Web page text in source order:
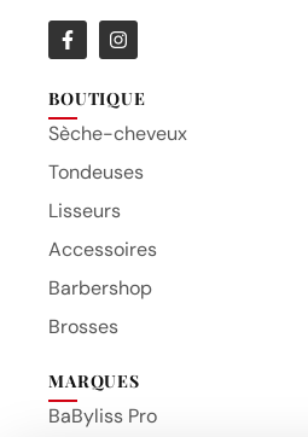
BOUTIQUE
Sèche-cheveux
Tondeuses
Lisseurs
Accessoires
Barbershop
Brosses
MARQUES
BaByliss Pro